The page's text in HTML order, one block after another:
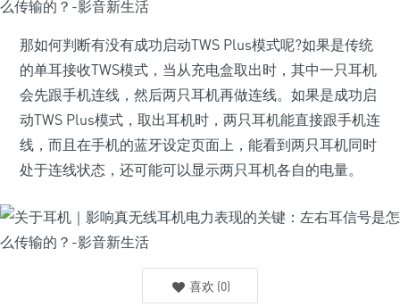
那如何判断有没有成功启动TWS Plus模式呢?如果是传统
的单耳接收TWS模式，当从充电盒取出时，其中一只耳机
会先跟手机连线，然后两只耳机再做连线。如果是成功启
动TWS Plus模式，取出耳机时，两只耳机能直接跟手机连
线，而且在手机的蓝牙设定页面上，能看到两只耳机同时
处于连线状态，还可能可以显示两只耳机各自的电量。
喜欢 (0)